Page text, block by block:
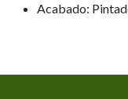
Acabado: